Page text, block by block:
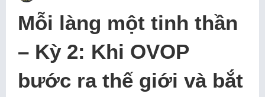
Mỗi làng một tinh thần
– Kỳ 2: Khi OVOP
bước ra thế giới và bắt